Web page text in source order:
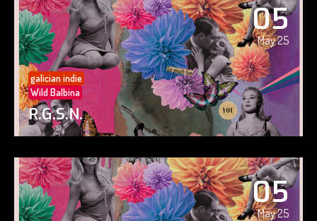
05
May 25
galician indie
Wild Balbina
R.G.S.N.
05
May 25